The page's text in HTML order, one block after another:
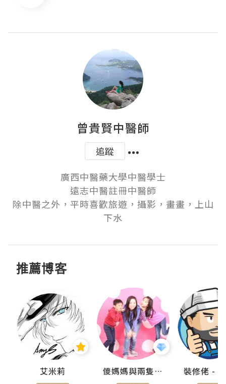
曾貴賢中醫師
追蹤
廣西中醫藥大學中醫學士
遠志中醫註冊中醫師
除中醫之外，平時喜歡旅遊，攝影，畫畫，上山
下水
推薦博客
艾米莉 儍媽媽與兩隻小魔怪之家